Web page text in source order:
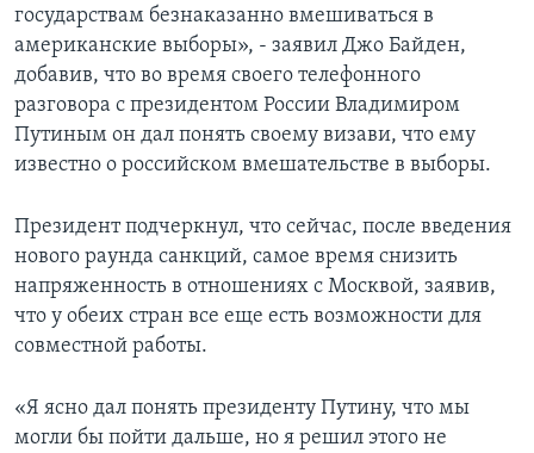
государствам безнаказанно вмешиваться в
американские выборы», - заявил Джо Байден,
добавив, что во время своего телефонного
разговора с президентом России Владимиром
Путиным он дал понять своему визави, что ему
известно о российском вмешательстве в выборы.
Президент подчеркнул, что сейчас, после введения
нового раунда санкций, самое время снизить
напряженность в отношениях с Москвой, заявив,
что у обеих стран все еще есть возможности для
совместной работы.
«Я ясно дал понять президенту Путину, что мы
могли бы пойти дальше, но я решил этого не